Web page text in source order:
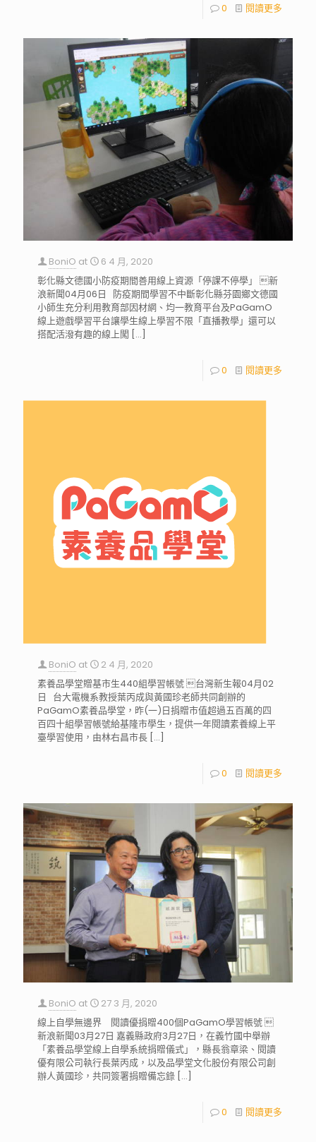
0 閱讀更多
BoniO at
6 4 月, 2020
彰化縣文德國小防疫期間善用線上資源「停課不停學」 新
浪新聞04月06日 防疫期間學習不中斷彰化縣芬園鄉文德國
小師生充分利用教育部因材網、均一教育平台及PaGamO
線上遊戲學習平台讓學生線上學習不限「直播教學」還可以
搭配活潑有趣的線上闖 […]
0 閱讀更多
BoniO at
2 4 月, 2020
素養品學堂贈基市生440組學習帳號 台灣新生報04月02
日 台大電機系教授葉丙成與黃國珍老師共同創辦的
PaGamO素養品學堂，昨(一)日捐贈市值超過五百萬的四
百四十組學習帳號給基隆市學生，提供一年閱讀素養線上平
臺學習使用，由林右昌市長 […]
0 閱讀更多
BoniO at
27 3 月, 2020
線上自學無邊界 閱讀優捐贈400個PaGamO學習帳號 
新浪新聞03月27日 嘉義縣政府3月27日，在義竹國中舉辦
「素養品學堂線上自學系統捐贈儀式」，縣長翁章梁、閱讀
優有限公司執行長葉丙成，以及品學堂文化股份有限公司創
辦人黃國珍，共同簽署捐贈備忘錄 […]
0 閱讀更多